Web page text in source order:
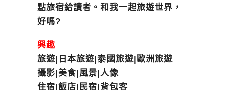
點旅宿給讀者。和我一起旅遊世界，
好嗎?
興趣
旅遊|日本旅遊|泰國旅遊|歐洲旅遊
攝影|美食|風景|人像
住宿|飯店|民宿|背包客